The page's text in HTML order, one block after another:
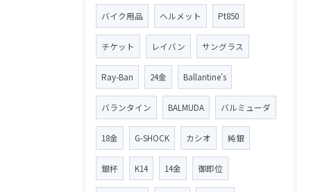
バイク用品 ヘルメット Pt850
チケット レイバン サングラス
Ray-Ban 24金 Ballantine′s
バランタイン BALMUDA バルミューダ
18金 G-SHOCK カシオ 純銀
銀杯 K14 14金 御即位